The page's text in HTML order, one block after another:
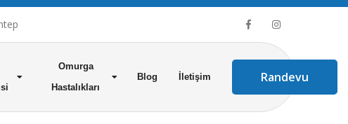
Omurga
Hastalıkları
Blog İletişim Randevu